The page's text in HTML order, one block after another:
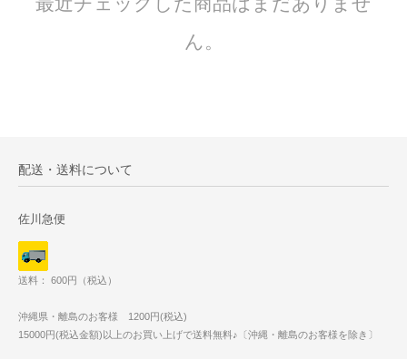
ん。
配送・送料について
佐川急便
送料： 600円（税込）
沖縄県・離島のお客様 1200円(税込)
15000円(税込金額)以上のお買い上げで送料無料♪〔沖縄・離島のお客様を除き〕